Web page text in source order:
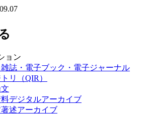
ョン
雑誌・電子ブック・電子ジャーナル
リ（QIR）
デジタルアーカイブ
述アーカイブ